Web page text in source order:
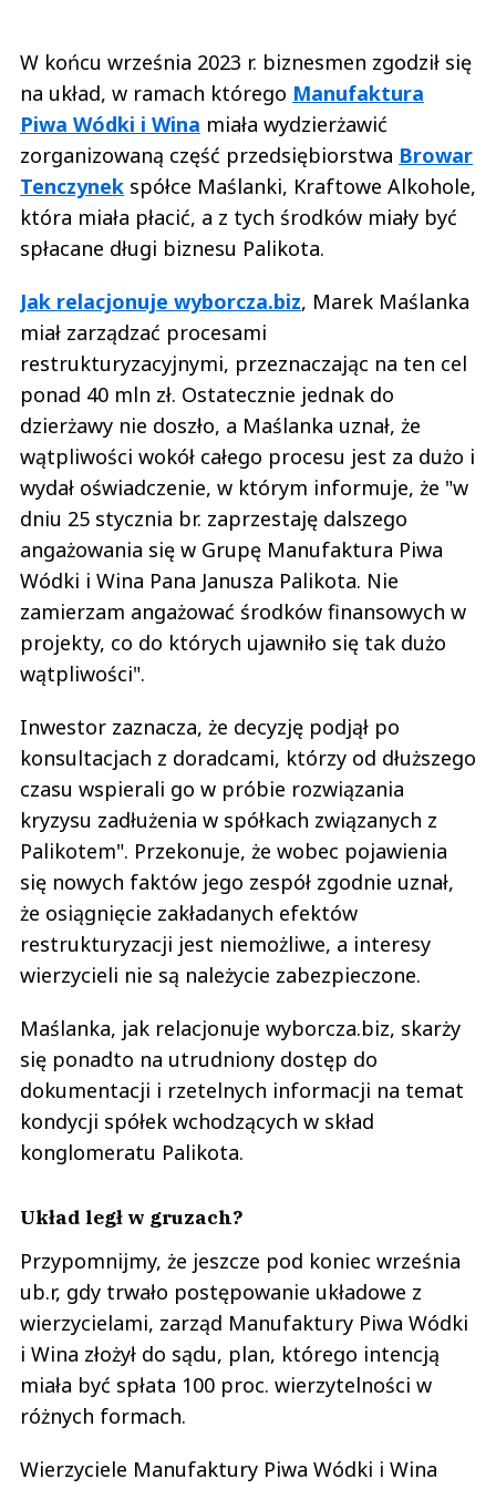
W końcu września 2023 r. biznesmen zgodził się
na układ, w ramach którego Manufaktura
Piwa Wódki i Wina miała wydzierżawić
zorganizowaną część przedsiębiorstwa Browar
Tenczynek spółce Maślanki, Kraftowe Alkohole,
która miała płacić, a z tych środków miały być
spłacane długi biznesu Palikota.
Jak relacjonuje wyborcza.biz, Marek Maślanka
miał zarządzać procesami
restrukturyzacyjnymi, przeznaczając na ten cel
ponad 40 mln zł. Ostatecznie jednak do
dzierżawy nie doszło, a Maślanka uznał, że
wątpliwości wokół całego procesu jest za dużo i
wydał oświadczenie, w którym informuje, że "w
dniu 25 stycznia br. zaprzestaję dalszego
angażowania się w Grupę Manufaktura Piwa
Wódki i Wina Pana Janusza Palikota. Nie
zamierzam angażować środków finansowych w
projekty, co do których ujawniło się tak dużo
wątpliwości".
Inwestor zaznacza, że decyzję podjął po
konsultacjach z doradcami, którzy od dłuższego
czasu wspierali go w próbie rozwiązania
kryzysu zadłużenia w spółkach związanych z
Palikotem". Przekonuje, że wobec pojawienia
się nowych faktów jego zespół zgodnie uznał,
że osiągnięcie zakładanych efektów
restrukturyzacji jest niemożliwe, a interesy
wierzycieli nie są należycie zabezpieczone.
Maślanka, jak relacjonuje wyborcza.biz, skarży
się ponadto na utrudniony dostęp do
dokumentacji i rzetelnych informacji na temat
kondycji spółek wchodzących w skład
konglomeratu Palikota.
Układ legł w gruzach?
Przypomnijmy, że jeszcze pod koniec września
ub.r, gdy trwało postępowanie układowe z
wierzycielami, zarząd Manufaktury Piwa Wódki
i Wina złożył do sądu, plan, którego intencją
miała być spłata 100 proc. wierzytelności w
różnych formach.
Wierzyciele Manufaktury Piwa Wódki i Wina